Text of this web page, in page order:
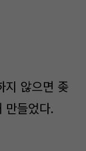
지 않으면 좆
만들었다.